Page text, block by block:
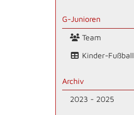
G-Junioren
Team
Kinder-Fußball
Archiv
2023 - 2025